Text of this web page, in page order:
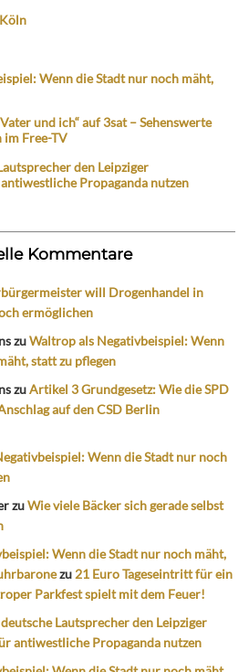
Wenn die Stadt nur noch mäht,
und ich“ auf 3sat – Sehenswerte
im Free-TV
den Leipziger
Propaganda nutzen
Kommentare
will Drogenhandel in
ermöglichen
zuWaltrop als Negativbeispiel: Wenn
statt zu pflegen
zuArtikel 3 Grundgesetz: Wie die SPD
auf den CSD Berlin
Wenn die Stadt nur noch
zuWie viele Bäcker sich gerade selbst
Wenn die Stadt nur noch mäht,
zu 21 Euro Tageseintritt für ein
Parkfest spielt mit dem Feuer!
Lautsprecher den Leipziger
antiwestliche Propaganda nutzen